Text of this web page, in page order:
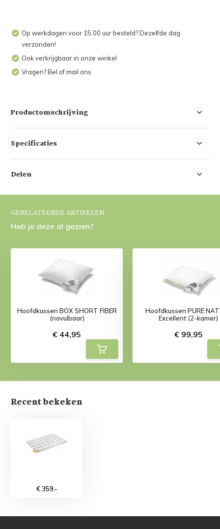
Op werkdagen voor 15.00 uur besteld? Dezelfde dag
verzonden!
Ook verkrijgbaar in onze winkel
Vragen? Bel of mail ons
Productomschrijving
Specificaties
Delen
GERELATEERDE ARTIKELEN
Heb je deze al gezien?
Hoofdkussen BOX SHORT FIBER
(navulbaar)
€ 44,95
Hoofdkussen PURE
Excellent (2-kamer)
€ 99,95
Recent bekeken
€ 359,-